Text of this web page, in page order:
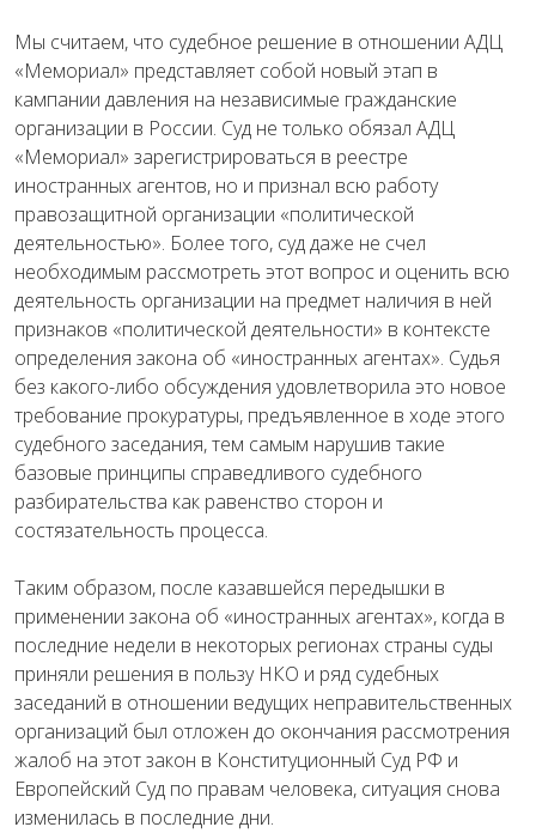
Мы считаем, что судебное решение в отношении АДЦ
«Мемориал» представляет собой новый этап в
кампании давления на независимые гражданские
организации в России. Суд не только обязал АДЦ
«Мемориал» зарегистрироваться в реестре
иностранных агентов, но и признал всю работу
правозащитной организации «политической
деятельностью». Более того, суд даже не счел
необходимым рассмотреть этот вопрос и оценить всю
деятельность организации на предмет наличия в ней
признаков «политической деятельности» в контексте
определения закона об «иностранных агентах». Судья
без какого-либо обсуждения удовлетворила это новое
требование прокуратуры, предъявленное в ходе этого
судебного заседания, тем самым нарушив такие
базовые принципы справедливого судебного
разбирательства как равенство сторон и
состязательность процесса.
Таким образом, после казавшейся передышки в
применении закона об «иностранных агентах», когда в
последние недели в некоторых регионах страны суды
приняли решения в пользу НКО и ряд судебных
заседаний в отношении ведущих неправительственных
организаций был отложен до окончания рассмотрения
жалоб на этот закон в Конституционный Суд РФ и
Европейский Суд по правам человека, ситуация снова
изменилась в последние дни.